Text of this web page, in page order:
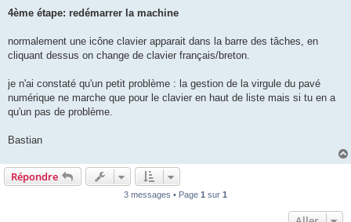
4ème étape: redémarrer la machine
normalement une icône clavier apparait dans la barre des tâches, en
cliquant dessus on change de clavier français/breton.
je n'ai constaté qu'un petit problème : la gestion de la virgule du pavé
numérique ne marche que pour le clavier en haut de liste mais si tu en a
qu'un pas de problème.
Bastian
Répondre
3 messages • Page 1 sur 1